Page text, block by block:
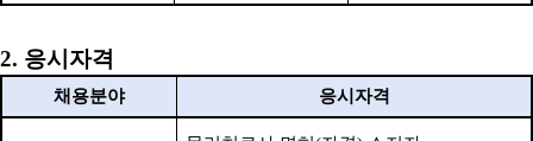
2. 응시자격
채용분야 응시자격